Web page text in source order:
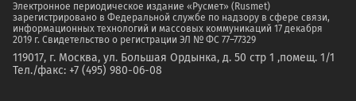
Электронное периодическое издание «Русмет» (Rusmet)
зарегистрировано в Федеральной службе по надзору в сфере связи,
информационных технологий и массовых коммуникаций 17 декабря
2019 г. Свидетельство о регистрации ЭЛ № ФС 77–77329
119017, г. Москва, ул. Большая Ордынка, д. 50 стр 1 ,помещ. 1/1
Тел./факс: +7 (495) 980-06-08